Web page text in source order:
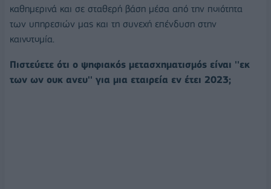
καθημερινά και σε σταθερή βάση μέσα από την ποιότητα
των υπηρεσιών μας και τη συνεχή επένδυση στην
καινοτομία.
Πιστεύετε ότι ο ψηφιακός μετασχηματισμός είναι ''εκ
των ων ουκ ανευ'' για μια εταιρεία εν έτει 2023;